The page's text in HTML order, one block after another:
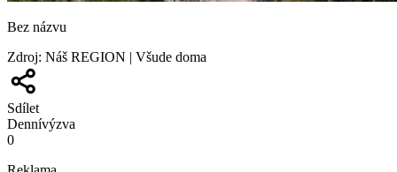
Bez názvu
Zdroj: Náš REGION | Všude doma
Sdílet
Dennívýzva
0